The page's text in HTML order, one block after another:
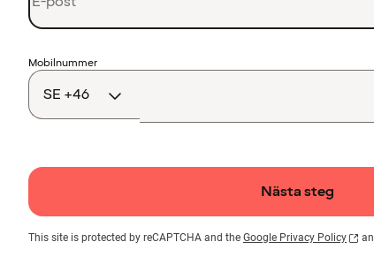
Landskod
Mobilnummer
Nästa steg
This site is protected by reCAPTCHA and the Google Privacy Policy